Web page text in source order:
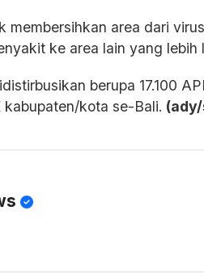
membersihkan area dari
ke area lain yang lebih
berupa 17.100
kota se-Bali.